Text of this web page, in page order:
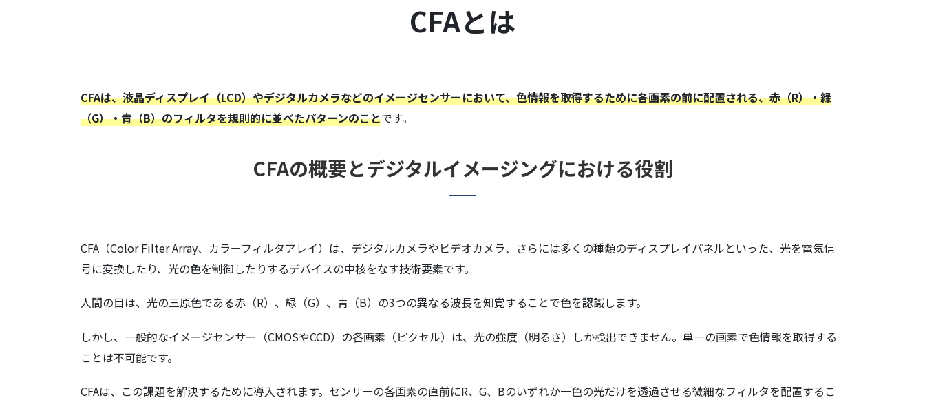
CFAとは
CFAは、液晶ディスプレイ（LCD）やデジタルカメラなどのイメージセンサーにおいて、色情報を取得するために各画素の前に配置される、赤（R）・緑
（G）・青（B）のフィルタを規則的に並べたパターンのことです。
CFAの概要とデジタルイメージングにおける役割
CFA（Color Filter Array、カラーフィルタアレイ）は、デジタルカメラやビデオカメラ、さらには多くの種類のディスプレイパネルといった、光を電気信
号に変換したり、光の色を制御したりするデバイスの中核をなす技術要素です。
人間の目は、光の三原色である赤（R）、緑（G）、青（B）の3つの異なる波長を知覚することで色を認識します。
しかし、一般的なイメージセンサー（CMOSやCCD）の各画素（ピクセル）は、光の強度（明るさ）しか検出できません。単一の画素で色情報を取得する
ことは不可能です。
CFAは、この課題を解決するために導入されます。センサーの各画素の直前にR、G、Bのいずれか一色の光だけを透過させる微細なフィルタを配置するこ